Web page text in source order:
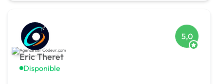
Eric Theret
Disponible
5,0